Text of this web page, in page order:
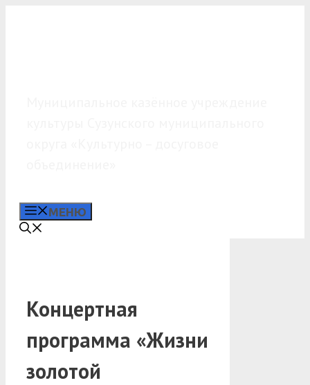
МЕНЮ
Концертная
программа «Жизни
золотой